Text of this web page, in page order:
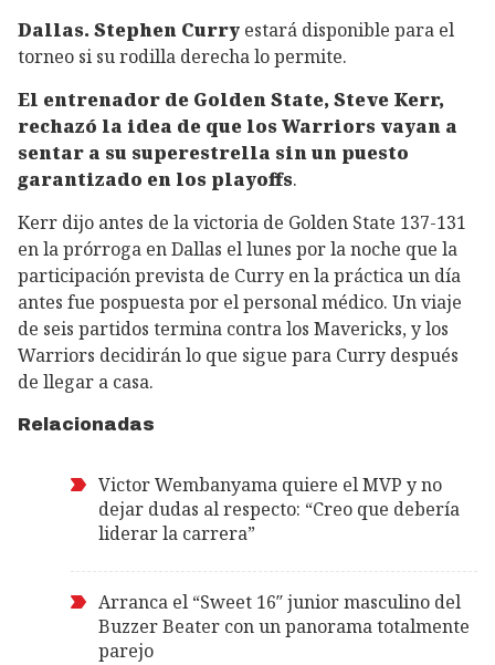
Dallas. Stephen Curry estará disponible para el
torneo si su rodilla derecha lo permite.
El entrenador de Golden State, Steve Kerr,
rechazó la idea de que los Warriors vayan a
sentar a su superestrella sin un puesto
garantizado en los playoffs.
Kerr dijo antes de la victoria de Golden State 137-131
en la prórroga en Dallas el lunes por la noche que la
participación prevista de Curry en la práctica un día
antes fue pospuesta por el personal médico. Un viaje
de seis partidos termina contra los Mavericks, y los
Warriors decidirán lo que sigue para Curry después
de llegar a casa.
Relacionadas
Victor Wembanyama quiere el MVP y no
dejar dudas al respecto: “Creo que debería
liderar la carrera”
Arranca el “Sweet 16″ junior masculino del
Buzzer Beater con un panorama totalmente
parejo